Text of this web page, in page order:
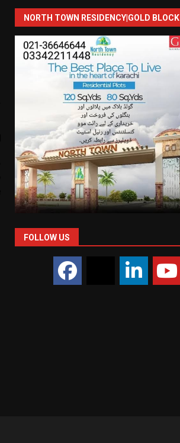
NORTH TOWN RESIDENCY|GOLD BLOCK
FOLLOW US